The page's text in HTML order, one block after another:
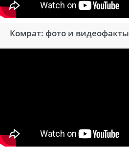
Комрат: фото и видеофакты